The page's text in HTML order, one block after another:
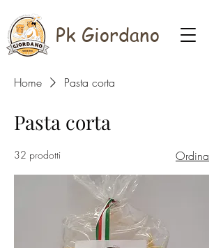
Pk Giordano
Home Pasta corta
Pasta corta
32 prodotti Ordina